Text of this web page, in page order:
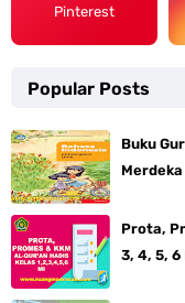
Pinterest
Popular Posts
Buku
Prota,
3, 4, 5, 6